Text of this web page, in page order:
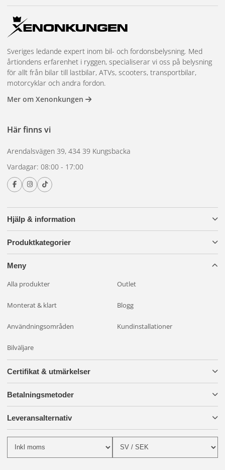
Hjälp & information
Produktkategorier
Meny
Alla produkter Outlet
Monterat & klart Blogg
Användningsområden Kundinstallationer
Bilväljare
Sveriges ledande expert inom bil- och fordonsbelysning. Med
årtiondens erfarenhet i ryggen, specialiserar vi oss på belysning
för allt från bilar till lastbilar, ATVs, scooters, transportbilar,
motorcyklar och andra fordon.
Mer om Xenonkungen
Här finns vi
Arendalsvägen 39, 434 39 Kungsbacka
Vardagar: 08:00 - 17:00
Certifikat & utmärkelser
Betalningsmetoder
Leveransalternativ